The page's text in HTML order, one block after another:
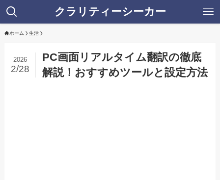
クラリティーシーカー
ホーム 生活
PC画面リアルタイム翻訳の徹底
解説！おすすめツールと設定方法
2026
2/28